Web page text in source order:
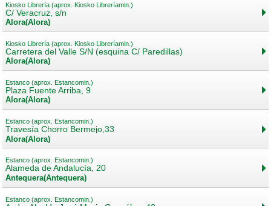
Kiosko Librería (aprox. Kiosko Libreríamin.)
C/ Veracruz, s/n
Álora(Álora)
Kiosko Librería (aprox. Kiosko Libreríamin.)
Carretera del Valle S/N (esquina C/ Paredillas)
Álora(Álora)
Estanco (aprox. Estancomin.)
Plaza Fuente Arriba, 9
Álora(Álora)
Estanco (aprox. Estancomin.)
Travesía Chorro Bermejo,33
Álora(Álora)
Estanco (aprox. Estancomin.)
Alameda de Andalucía, 20
Antequera(Antequera)
Estanco (aprox. Estancomin.)